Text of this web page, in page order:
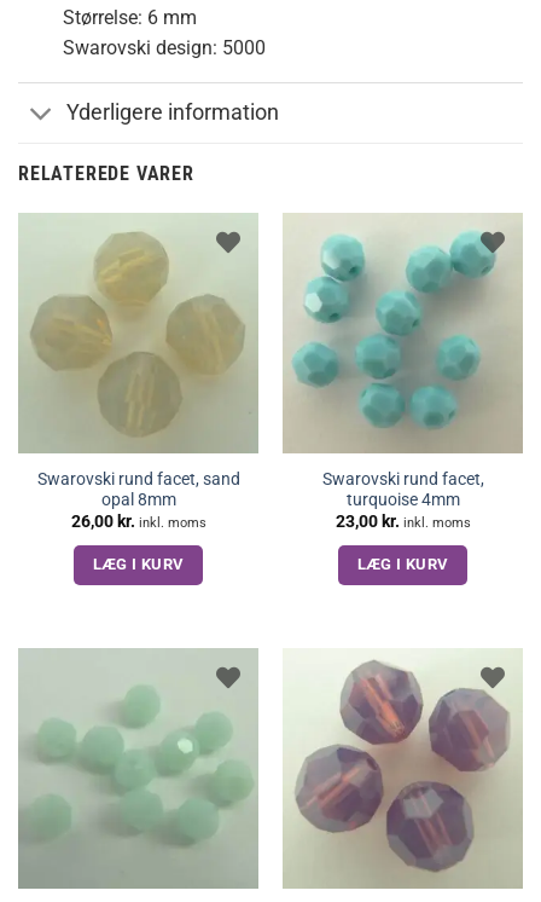
Størrelse: 6 mm
Swarovski design: 5000
Yderligere information
RELATEREDE VARER
Swarovski rund facet, sand
opal 8mm
26,00 kr. inkl. moms
LÆG I KURV
Swarovski rund facet,
turquoise 4mm
23,00 kr. inkl. moms
LÆG I KURV